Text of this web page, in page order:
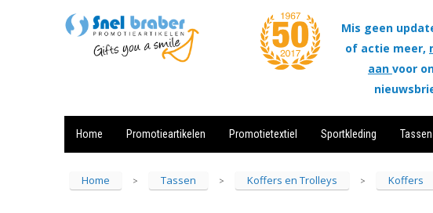
Mis geen
of actie meer,
aan voor
Home Promotieartikelen Promotietextiel Sportkleding Tassen
Home > Tassen > Koffers en Trolleys > Koffers